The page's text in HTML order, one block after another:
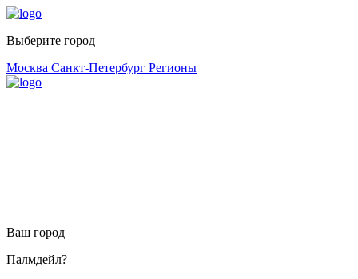
Выберите город
Москва Санкт-Петербург Регионы
Ваш город
Палмдейл?